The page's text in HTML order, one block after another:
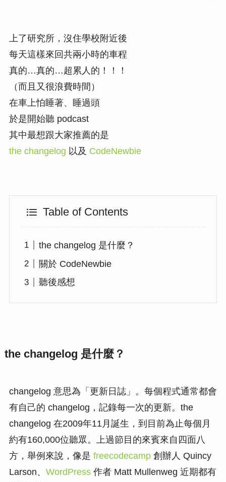
上了研究所，沒住學校附近後
每天這樣來回共兩小時的車程
真的…真的…超累人的！！！
（而且又很浪費時間）
在車上怕睡著、睡過頭
於是開始聽 podcast
其中最想跟大家推薦的是
the changelog 以及 CodeNewbie
Table of Contents
the changelog 是什麼？
關於 CodeNewbie
聽後感想
the changelog 是什麼？
changelog 意思為「更新日誌」。每個程式通常都會
有自己的 changelog，記錄每一次的更新。the
changelog 在2009年11月誕生，到目前為止每個月
約有160,000位聽眾。上過節目的來賓來自四面八
方，舉例來說，像是 freecodecamp創辦人 Quincy
Larson、 WordPress作者 Matt Mullenweg 近期都有